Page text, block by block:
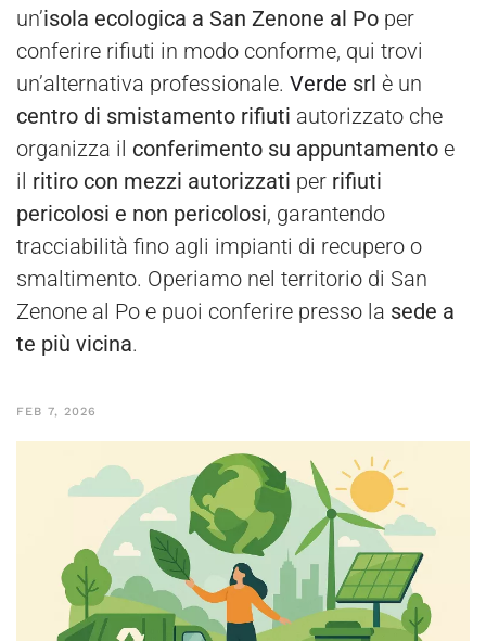
un’isola ecologica a San Zenone al Po per
conferire rifiuti in modo conforme, qui trovi
un’alternativa professionale. Verde srl è un
centro di smistamento rifiuti autorizzato che
organizza il conferimento su appuntamento e
il ritiro con mezzi autorizzati per rifiuti
pericolosi e non pericolosi, garantendo
tracciabilità fino agli impianti di recupero o
smaltimento. Operiamo nel territorio di San
Zenone al Po e puoi conferire presso la sede a
te più vicina.
FEB 7, 2026